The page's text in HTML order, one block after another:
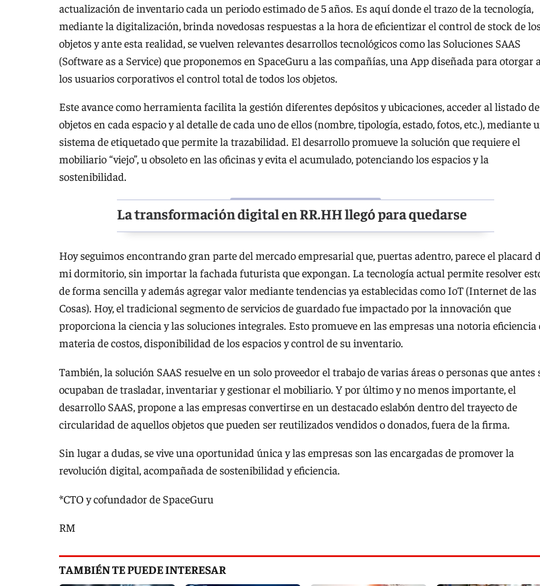
actualización de inventario cada un periodo estimado de 5 años. Es aquí donde el trazo de la tecnología,
mediante la digitalización, brinda novedosas respuestas a la hora de eficientizar el control de stock de
objetos y ante esta realidad, se vuelven relevantes desarrollos tecnológicos como las Soluciones SAAS
(Software as a Service) que proponemos en SpaceGuru a las compañías, una App diseñada para otorgar a
los usuarios corporativos el control total de todos los objetos.
Este avance como herramienta facilita la gestión diferentes depósitos y ubicaciones, acceder al listado de
objetos en cada espacio y al detalle de cada uno de ellos (nombre, tipología, estado, fotos, etc.), mediante
sistema de etiquetado que permite la trazabilidad. El desarrollo promueve la solución que requiere el
mobiliario “viejo”, u obsoleto en las oficinas y evita el acumulado, potenciando los espacios y la
sostenibilidad.
La transformación digital en RR.HH llegó para quedarse
Hoy seguimos encontrando gran parte del mercado empresarial que, puertas adentro, parece el placard
mi dormitorio, sin importar la fachada futurista que expongan. La tecnología actual permite resolver
de forma sencilla y además agregar valor mediante tendencias ya establecidas como IoT (Internet de las
Cosas). Hoy, el tradicional segmento de servicios de guardado fue impactado por la innovación que
proporciona la ciencia y las soluciones integrales. Esto promueve en las empresas una notoria eficiencia
materia de costos, disponibilidad de los espacios y control de su inventario.
También, la solución SAAS resuelve en un solo proveedor el trabajo de varias áreas o personas que antes
ocupaban de trasladar, inventariar y gestionar el mobiliario. Y por último y no menos importante, el
desarrollo SAAS, propone a las empresas convertirse en un destacado eslabón dentro del trayecto de
circularidad de aquellos objetos que pueden ser reutilizados vendidos o donados, fuera de la firma.
Sin lugar a dudas, se vive una oportunidad única y las empresas son las encargadas de promover la
revolución digital, acompañada de sostenibilidad y eficiencia.
*CTO y cofundador de SpaceGuru
RM
TAMBIÉN TE PUEDE INTERESAR